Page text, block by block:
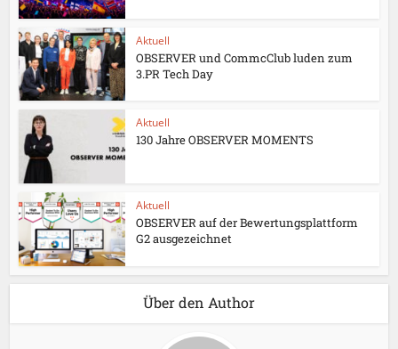
Aktuell
OBSERVER und CommcClub luden zum
3.PR Tech Day
Aktuell
130 Jahre OBSERVER MOMENTS
Aktuell
OBSERVER auf der Bewertungsplattform
G2 ausgezeichnet
Über den Author